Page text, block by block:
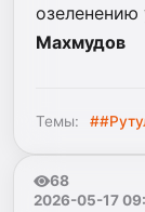
озеленению
Махмудов
Темы:
68
2026-05-17